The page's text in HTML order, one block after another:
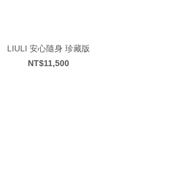
LIULI 安心隨身 珍藏版
NT$11,500